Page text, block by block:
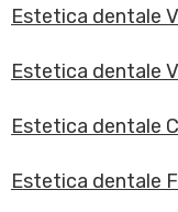
Estetica dentale
Estetica dentale
Estetica dentale
Estetica dentale